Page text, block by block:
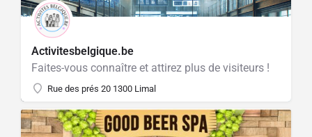
Activitesbelgique.be
Faites-vous connaître et attirez plus de visiteurs !
Rue des prés 20 1300 Limal